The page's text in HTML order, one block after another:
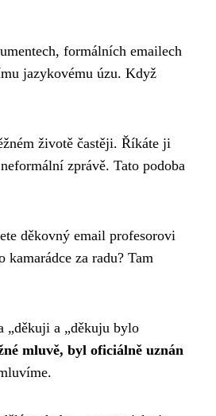
formálních emailech
jazykovému úzu. Když
životě častěji. Říkáte ji
zprávě. Tato podoba
děkovný email profesorovi
za radu? Tam
„děkuji a „děkuju bylo
mluvě, byl oficiálně uznán